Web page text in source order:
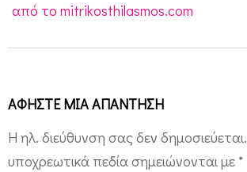
από το mitrikosthilasmos.com
ΑΦΉΣΤΕ ΜΙΑ ΑΠΆΝΤΗΣΗ
Η ηλ. διεύθυνση σας δεν δημοσιεύεται.
υποχρεωτικά πεδία σημειώνονται με *